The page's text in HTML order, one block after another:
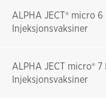
ALPHA JECT® micro 6
Injeksjonsvaksiner
ALPHA JECT micro® 7
Injeksjonsvaksiner